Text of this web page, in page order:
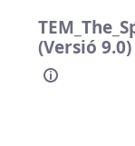
(Versió 9.0)